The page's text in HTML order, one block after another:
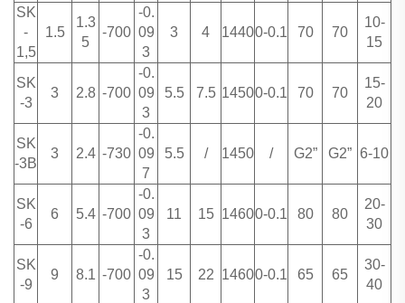
SK
-
1,5
1.5
1.3
5
-700
-0.
09
3
3 4 14400-0.1 70 70
10-
15
SK
-3
3 2.8 -700
-0.
09
3
5.5 7.5 14500-0.1 70 70
15-
20
SK
-3B
3 2.4 -730
-0.
09
7
5.5 / 1450 / G2” G2” 6-10
SK
-6
6 5.4 -700
-0.
09
3
11 15 14600-0.1 80 80
20-
30
SK
-9
9 8.1 -700
-0.
09
3
15 22 14600-0.1 65 65
30-
40